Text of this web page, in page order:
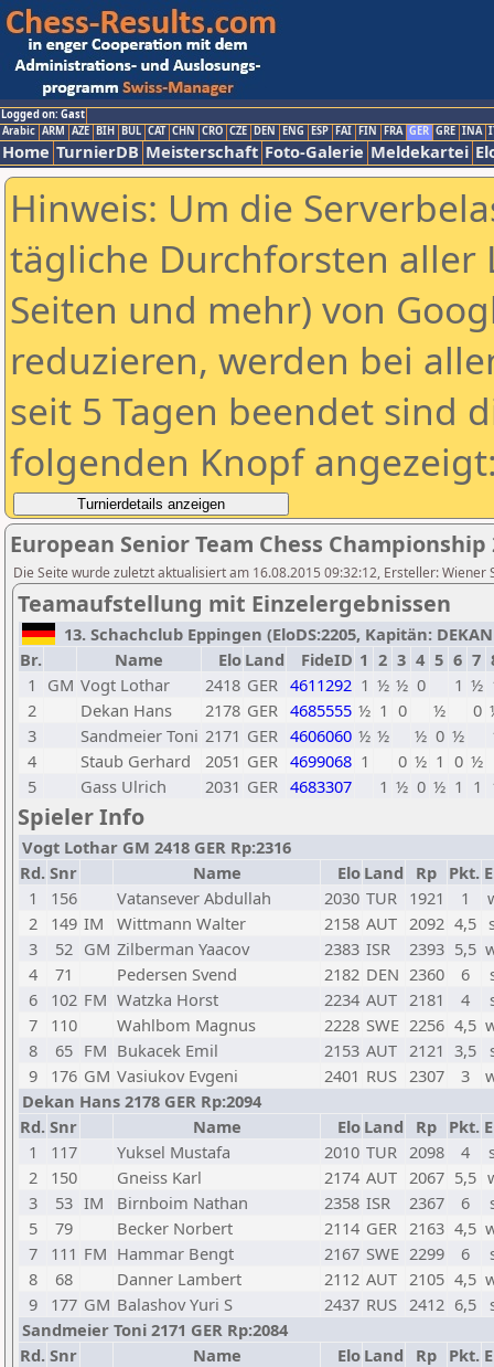
Logged on: Gast
Arabic ARM AZE BIH BUL CAT CHN CRO CZE DEN ENG ESP FAI FIN FRA GER GRE INA
Home TurnierDB Meisterschaft Foto-Galerie Meldekartei
Hinweis: Um die
tägliche Durchforsten aller
Seiten und mehr) von
reduzieren, werden bei
seit 5 Tagen beendet sind
folgenden Knopf
European Senior Team Chess Championship
Die Seite wurde zuletzt aktualisiert am 16.08.2015 09:32:12, Ersteller:
Teamaufstellung mit Einzelergebnissen
13. Schachclub Eppingen (EloDS:2205, Kapitän:
Br.
Name Elo Land FideID 1 2 3 4 5 6 7
1
GM Vogt Lothar 2418 GER 4611292 1 ½ ½ 0 1 ½
2
Dekan Hans 2178 GER 4685555 ½ 1 0 ½ 0
3
Sandmeier Toni 2171 GER 4606060 ½ ½ ½ 0 ½
4
Staub Gerhard 2051 GER 4699068 1 0 ½ 1 0 ½
5
Gass Ulrich 2031 GER 4683307 1 ½ 0 ½ 1 1
Spieler Info
Vogt Lothar GM 2418 GER Rp:2316
Rd. Snr Name Elo Land Rp Pkt.
1
156 Vatansever Abdullah 2030 TUR 1921 1
2
149 IM Wittmann Walter 2158 AUT 2092 4,5
3
52 GM Zilberman Yaacov 2383 ISR 2393 5,5
4
71 Pedersen Svend 2182 DEN 2360 6
6
102 FM Watzka Horst 2234 AUT 2181 4
7
110 Wahlbom Magnus 2228 SWE 2256 4,5
8
65 FM Bukacek Emil 2153 AUT 2121 3,5
9
176 GM Vasiukov Evgeni 2401 RUS 2307 3
Dekan Hans 2178 GER Rp:2094
Rd. Snr Name Elo Land Rp Pkt.
1
117 Yuksel Mustafa 2010 TUR 2098 4
2
150 Gneiss Karl 2174 AUT 2067 5,5
3
53 IM Birnboim Nathan 2358 ISR 2367 6
5
79 Becker Norbert 2114 GER 2163 4,5
7
111 FM Hammar Bengt 2167 SWE 2299 6
8
68 Danner Lambert 2112 AUT 2105 4,5
9
177 GM Balashov Yuri S 2437 RUS 2412 6,5
Sandmeier Toni 2171 GER Rp:2084
Rd. Snr Name Elo Land Rp Pkt.